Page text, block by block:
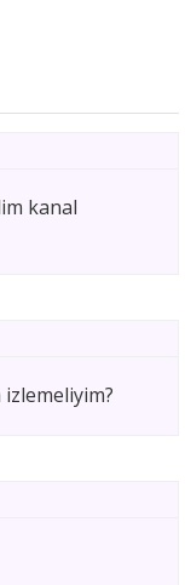
kanal